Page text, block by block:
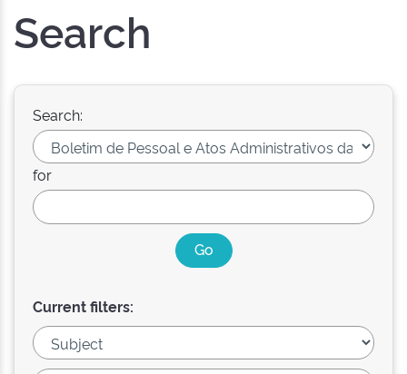
Search
Search:
for
Current filters: